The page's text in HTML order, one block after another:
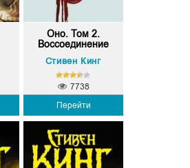
Оно. Том 2.
Воссоединение
Стивен Кинг
Перейти
7738